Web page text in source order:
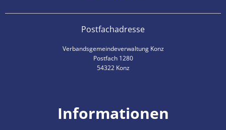
Postfachadresse
Verbandsgemeindeverwaltung Konz
Postfach 1280
54322 Konz
Informationen